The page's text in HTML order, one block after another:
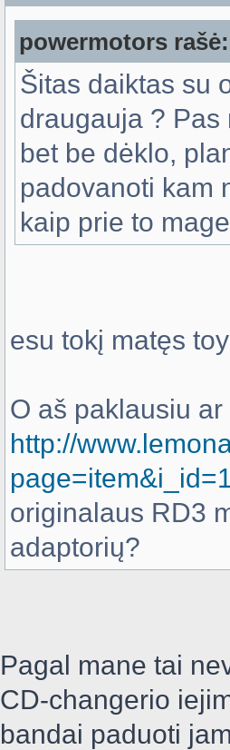
powermotors rašė:
Šitas daiktas su
draugauja ?
bet be dėklo,
padovanoti kam
kaip prie to
esu tokį matęs
O aš paklausiu
http://
originalaus RD3
adaptorių?
Pagal mane tai
CD-changerio
bandai paduoti